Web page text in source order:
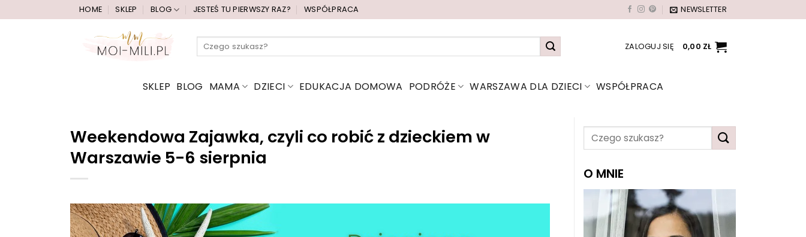
do
HOME SKLEP BLOG JESTEŚ TU PIERWSZY RAZ? WSPÓŁPRACA NEWSLETTER
Szukaj: ZALOGUJ SIĘ 0,00 ZŁ
SKLEP BLOG MAMA DZIECI EDUKACJA DOMOWA PODRÓŻE WARSZAWA DLA DZIECI WSPÓŁPRACA
Weekendowa Zajawka, czyli co robić z dzieckiem w
Warszawie 5-6 sierpnia
O MNIE